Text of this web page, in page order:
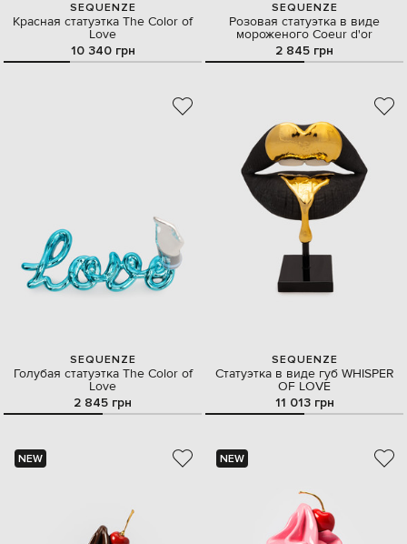
SEQUENZE
Красная статуэтка The Color of
Love
10 340 грн
SEQUENZE
Розовая статуэтка в виде
мороженого Coeur d'or
2 845 грн
SEQUENZE
Голубая статуэтка The Color of
Love
2 845 грн
SEQUENZE
Cтатуэтка в виде губ WHISPER
OF LOVE
11 013 грн
NEW NEW